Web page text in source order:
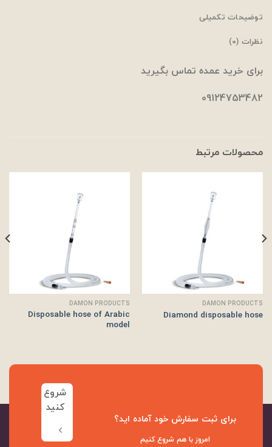
توضیحات تکمیلی
نظرات (0)
برای خرید عمده تماس بگیرید
09124753482
محصولات مرتبط
DAMON PRODUCTS
Diamond disposable hose
DAMON PRODUCTS
Disposable hose of Arabic
model
برای ثبت سفارش خود آماده اید؟
امروز با هم شروع کنیم
شروع
کنید